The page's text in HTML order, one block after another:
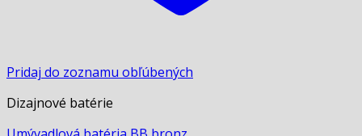
Pridaj do zoznamu obľúbených
Dizajnové batérie